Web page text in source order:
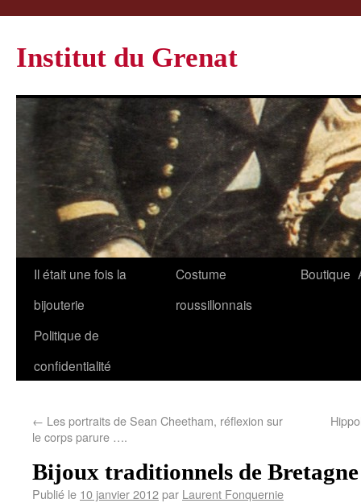
Institut du Grenat
Il était une fois la
bijouterie
Costume
roussillonnais
Boutique
Politique de
confidentialité
← Les portraits de Sean Cheetham, réflexion sur
le corps parure ….
Bijoux traditionnels de Bretagne
Publié le 10 janvier 2012par Laurent Fonquernie